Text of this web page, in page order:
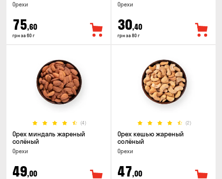
Орехи
75,60
грн за 60 г
Орехи
30,40
грн за 80 г
(4)
Орех миндаль жареный
солёный
Орехи
49,00
(2)
Орех кешью жареный
солёный
Орехи
47,00